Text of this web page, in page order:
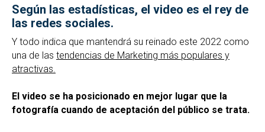
Según las estadísticas, el video es el rey de
las redes sociales.
Y todo indica que mantendrá su reinado este 2022 como
una de las tendencias de Marketing más populares y
atractivas.
El video se ha posicionado en mejor lugar que la
fotografía cuando de aceptación del público se trata.